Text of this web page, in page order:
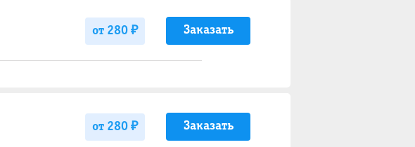
от 280 ₽ Заказать
от 280 ₽ Заказать